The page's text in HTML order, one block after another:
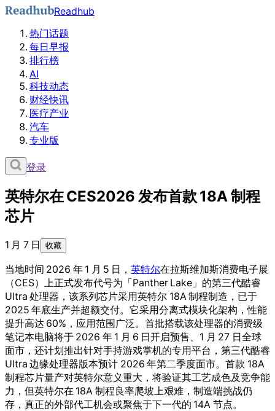
Readhub
热门话题
每日早报
排行榜
AI
科技动态
财经快讯
医疗产业
汽车
专业版
登录
英特尔在 CES2026 发布首款 18A 制程
芯片
1 月 7 日 收藏
当地时间 2026 年 1 月 5 日，英特尔在拉斯维加斯消费电子展
（CES）上正式发布代号为「Panther Lake」的第三代酷睿
Ultra 处理器，该系列芯片采用英特尔 18A 制程制造，已于
2025 年底生产并超额交付。它采用分离式模块化架构，性能
提升高达 60%，应用范围广泛。首批搭载该处理器的消费级
笔记本电脑将于 2026 年 1 月 6 日开启预售、1 月 27 日全球
面市，还计划推出针对手持游戏掌机的专用平台，第三代酷睿
Ultra 边缘处理器版本预计 2026 年第二季度面市。首款 18A
制程芯片量产对英特尔意义重大，将验证其工艺成色及竞争能
力，但英特尔在 18A 制程良率爬坡上艰难，制造端挑战仍
存，真正的外部代工机会或聚焦于下一代的 14A 节点。